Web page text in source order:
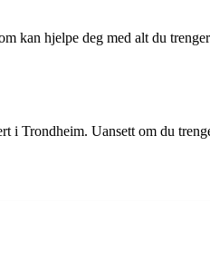
kan hjelpe deg med alt du
i Trondheim. Uansett om du